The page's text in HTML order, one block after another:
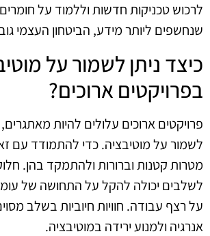
לרכוש טכניקות חדשות וללמוד על
שנחשפים ליותר מידע, הביטחון העצמי
כיצד ניתן לשמור על
בפרויקטים ארוכים?
פרויקטים ארוכים עלולים להיות
לשמור על מוטיבציה. כדי להתמודד עם
מטרות קטנות וברורות ולהתמקד בהן.
לשלבים יכולה להקל על התחושה של
על רצף עבודה. חוויות חיוביות בשלב
אנרגיה ולמנוע ירידה במוטיבציה.